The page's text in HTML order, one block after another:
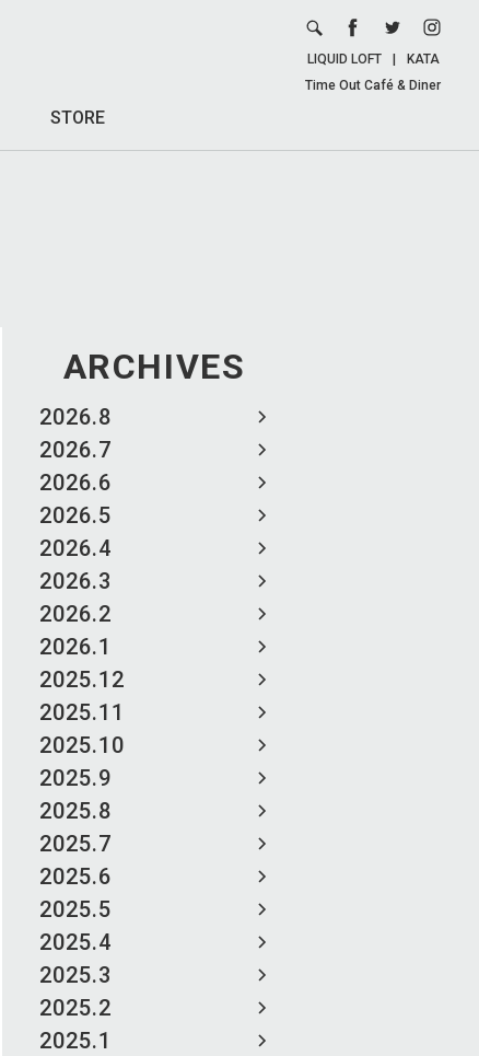
STORE
LIQUID LOFT
KATA
Time Out Café & Diner
ARCHIVES
2026.8
2026.7
2026.6
2026.5
2026.4
2026.3
2026.2
2026.1
2025.12
2025.11
2025.10
2025.9
2025.8
2025.7
2025.6
2025.5
2025.4
2025.3
2025.2
2025.1